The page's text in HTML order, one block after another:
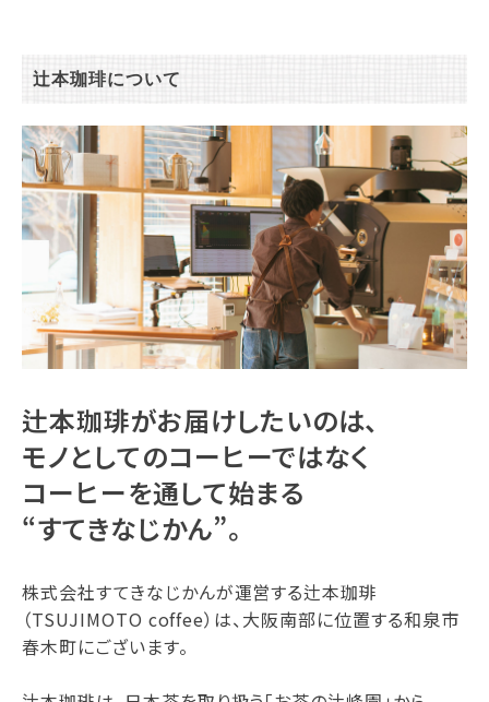
辻本珈琲について
辻本珈琲がお届けしたいのは、
モノとしてのコーヒーではなく
コーヒーを通して始まる
“すてきなじかん”。
株式会社すてきなじかんが運営する辻本珈琲
（TSUJIMOTO coffee）は、大阪南部に位置する和泉市
春木町にございます。